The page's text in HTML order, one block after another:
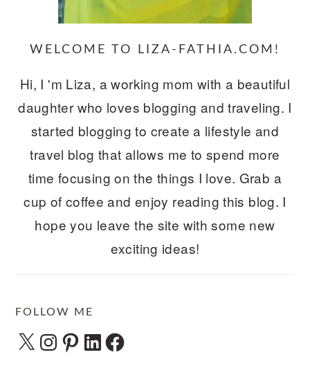
WELCOME TO LIZA-FATHIA.COM!
Hi, I 'm Liza, a working mom with a beautiful
daughter who loves blogging and traveling. I
started blogging to create a lifestyle and
travel blog that allows me to spend more
time focusing on the things I love. Grab a
cup of coffee and enjoy reading this blog. I
hope you leave the site with some new
exciting ideas!
FOLLOW ME
X Instagram
Pinterest
LinkedInFacebook